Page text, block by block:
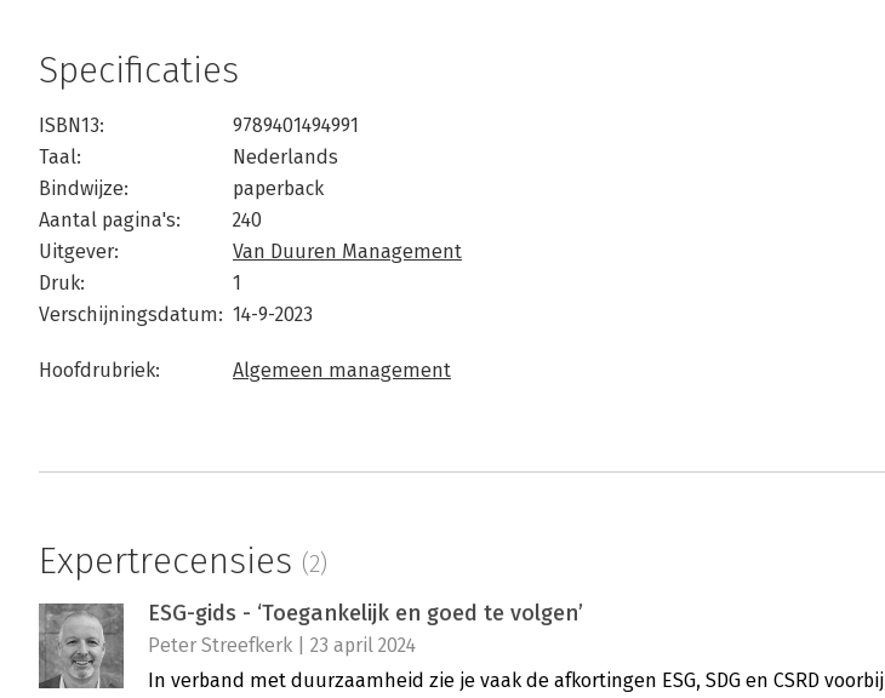
Specificaties
ISBN13:
9789401494991
Taal:
Nederlands
Bindwijze:
paperback
Aantal pagina's:
240
Uitgever:
Van Duuren Management
Druk:
1
Verschijningsdatum: 14-9-2023
Hoofdrubriek: Algemeen management
Expertrecensies (2)
ESG-gids - ‘Toegankelijk en goed te volgen’
Peter Streefkerk | 23 april 2024
In verband met duurzaamheid zie je vaak de afkortingen ESG, SDG en CSRD voorbij